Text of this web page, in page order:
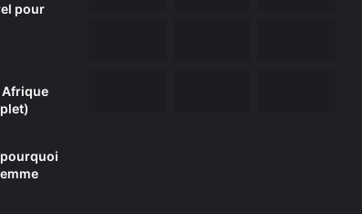
pour
pourquoi